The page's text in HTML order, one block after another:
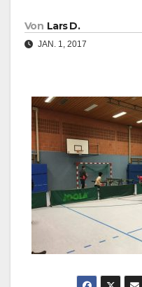
Von Lars D.
JAN. 1, 2017